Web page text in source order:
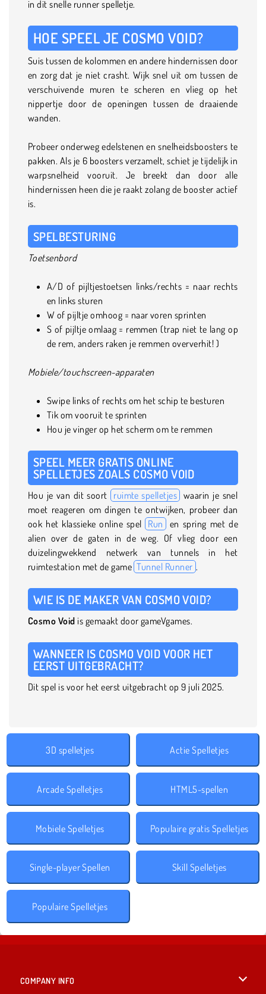
in dit snelle runner spelletje.
HOE SPEEL JE COSMO VOID?
Suis tussen de kolommen en andere hindernissen door
en zorg dat je niet crasht. Wijk snel uit om tussen de
verschuivende muren te scheren en vlieg op het
nippertje door de openingen tussen de draaiende
wanden.
Probeer onderweg edelstenen en snelheidsboosters te
pakken. Als je 6 boosters verzamelt, schiet je tijdelijk in
warpsnelheid vooruit. Je breekt dan door alle
hindernissen heen die je raakt zolang de booster actief
is.
SPELBESTURING
Toetsenbord
A/D of pijltjestoetsen links/rechts = naar rechts
en links sturen
W of pijltje omhoog = naar voren sprinten
S of pijltje omlaag = remmen (trap niet te lang op
de rem, anders raken je remmen oververhit! )
Mobiele/touchscreen-apparaten
Swipe links of rechts om het schip te besturen
Tik om vooruit te sprinten
Hou je vinger op het scherm om te remmen
SPEEL MEER GRATIS ONLINE
SPELLETJES ZOALS COSMO VOID
Hou je van dit soort ruimte spelletjes waarin je snel
moet reageren om dingen te ontwijken, probeer dan
ook het klassieke online spel Run en spring met de
alien over de gaten in de weg. Of vlieg door een
duizelingwekkend netwerk van tunnels in het
ruimtestation met de game Tunnel Runner .
WIE IS DE MAKER VAN COSMO VOID?
Cosmo Void is gemaakt door gameVgames.
WANNEER IS COSMO VOID VOOR HET
EERST UITGEBRACHT?
Dit spel is voor het eerst uitgebracht op 9 juli 2025.
3D spelletjes Actie Spelletjes
Arcade Spelletjes HTML5-spellen
Mobiele Spelletjes Populaire gratis Spelletjes
Single-player Spellen Skill Spelletjes
Populaire Spelletjes
COMPANY INFO